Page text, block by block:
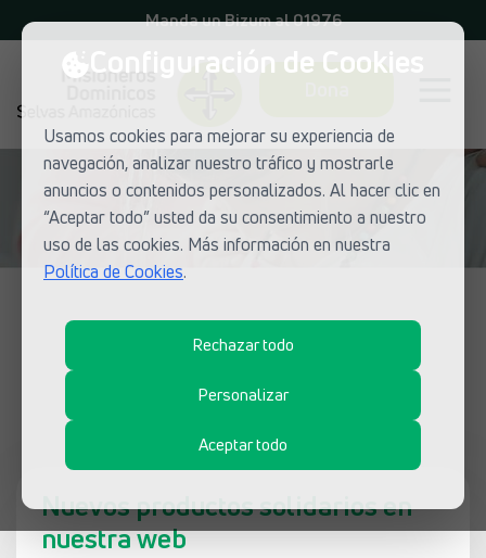
Configuración de Cookies
Usamos cookies para mejorar su experiencia de
navegación, analizar nuestro tráfico y mostrarle
anuncios o contenidos personalizados. Al hacer clic en
“Aceptar todo” usted da su consentimiento a nuestro
uso de las cookies. Más información en nuestra
Política de Cookies.
Rechazar todo
Personalizar
Aceptar todo
Manda un Bizum al 01976
¿Qué está pasando en las misiones
dominicas?
Nuevos productos solidarios en
nuestra web